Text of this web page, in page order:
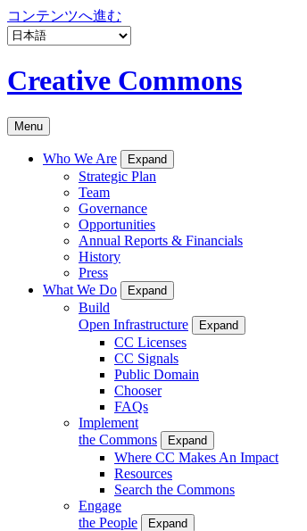
コンテンツへ進む
Creative Commons
Menu
Who We Are Expand
Strategic Plan
Team
Governance
Opportunities
Annual Reports & Financials
History
Press
What We Do
Expand
Build
Open Infrastructure
Expand
CC Licenses
CC Signals
Public Domain
Chooser
FAQs
Implement
the Commons
Expand
Where CC Makes An Impact
Resources
Search the Commons
Engage
the People
Expand